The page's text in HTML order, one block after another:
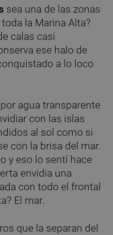
sea una de las zonas
la Marina Alta?
calas casi
ese halo de
a lo loco
agua transparente
con las islas
al sol como si
con la brisa del mar.
y eso lo sentí hace
envidia una
con todo el frontal
El mar.
que la separan del